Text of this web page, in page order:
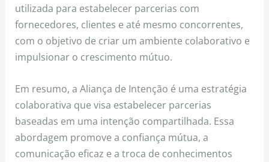
utilizada para estabelecer parcerias com
fornecedores, clientes e até mesmo concorrentes,
com o objetivo de criar um ambiente colaborativo e
impulsionar o crescimento mútuo.
Em resumo, a Aliança de Intenção é uma estratégia
colaborativa que visa estabelecer parcerias
baseadas em uma intenção compartilhada. Essa
abordagem promove a confiança mútua, a
comunicação eficaz e a troca de conhecimentos